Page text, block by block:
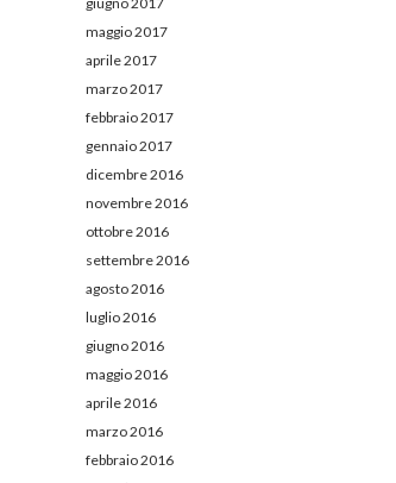
maggio 2017
aprile 2017
marzo 2017
febbraio 2017
gennaio 2017
dicembre 2016
novembre 2016
ottobre 2016
settembre 2016
agosto 2016
luglio 2016
giugno 2016
maggio 2016
aprile 2016
marzo 2016
febbraio 2016